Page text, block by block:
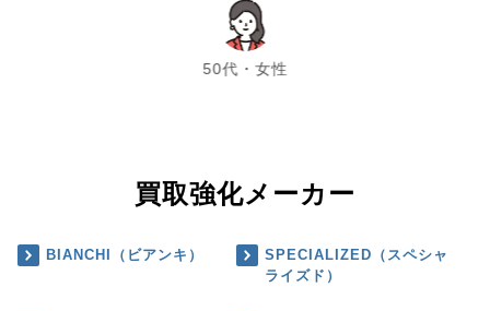
50代・女性
chevron_left chevron_right
買取強化メーカー
BIANCHI（ビアンキ）
SPECIALIZED（スペシャ
ライズド）